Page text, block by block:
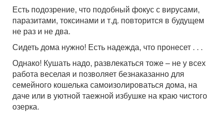
Есть подозрение, что подобный фокус с вирусами,
паразитами, токсинами и т.д. повторится в будущем
не раз и не два.
Сидеть дома нужно! Есть надежда, что пронесет . . .
Однако! Кушать надо, развлекаться тоже – не у всех
работа веселая и позволяет безнаказанно для
семейного кошелька самоизолироваться дома, на
даче или в уютной таежной избушке на краю чистого
озерка.